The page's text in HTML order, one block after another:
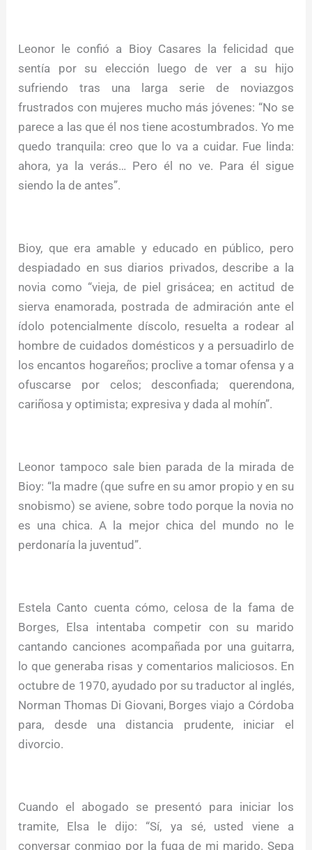
Leonor le confió a Bioy Casares la felicidad que
sentía por su elección luego de ver a su hijo
sufriendo tras una larga serie de noviazgos
frustrados con mujeres mucho más jóvenes: “No se
parece a las que él nos tiene acostumbrados. Yo me
quedo tranquila: creo que lo va a cuidar. Fue linda:
ahora, ya la verás… Pero él no ve. Para él sigue
siendo la de antes”.
Bioy, que era amable y educado en público, pero
despiadado en sus diarios privados, describe a la
novia como “vieja, de piel grisácea; en actitud de
sierva enamorada, postrada de admiración ante el
ídolo potencialmente díscolo, resuelta a rodear al
hombre de cuidados domésticos y a persuadirlo de
los encantos hogareños; proclive a tomar ofensa y a
ofuscarse por celos; desconfiada; querendona,
cariñosa y optimista; expresiva y dada al mohín”.
Leonor tampoco sale bien parada de la mirada de
Bioy: “la madre (que sufre en su amor propio y en su
snobismo) se aviene, sobre todo porque la novia no
es una chica. A la mejor chica del mundo no le
perdonaría la juventud”.
Estela Canto cuenta cómo, celosa de la fama de
Borges, Elsa intentaba competir con su marido
cantando canciones acompañada por una guitarra,
lo que generaba risas y comentarios maliciosos. En
octubre de 1970, ayudado por su traductor al inglés,
Norman Thomas Di Giovani, Borges viajo a Córdoba
para, desde una distancia prudente, iniciar el
divorcio.
Cuando el abogado se presentó para iniciar los
tramite, Elsa le dijo: “Sí, ya sé, usted viene a
conversar conmigo por la fuga de mi marido. Sepa